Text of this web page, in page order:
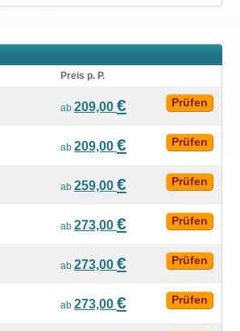
Preis p. P.
ab 209,00 € Prüfen
ab 209,00 € Prüfen
ab 259,00 € Prüfen
ab 273,00 € Prüfen
ab 273,00 € Prüfen
ab 273,00 € Prüfen